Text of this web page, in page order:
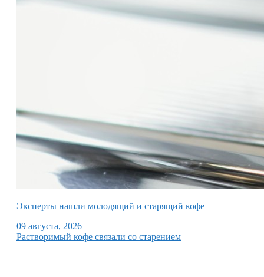
Эксперты нашли молодящий и старящий кофе
09 августа, 2026
Растворимый кофе связали со старением